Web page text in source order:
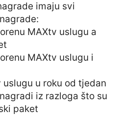
imaju svi
MAXtv uslugu a
MAXtv uslugu i
u roku od tjedan
iz razloga što su
paket